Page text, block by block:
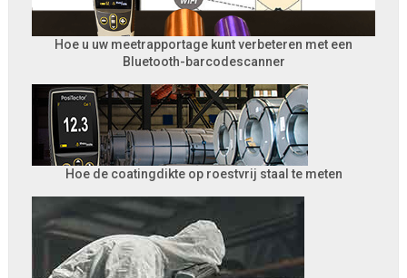
Hoe u uw meetrapportage kunt verbeteren met een
Bluetooth-barcodescanner
Hoe de coatingdikte op roestvrij staal te meten